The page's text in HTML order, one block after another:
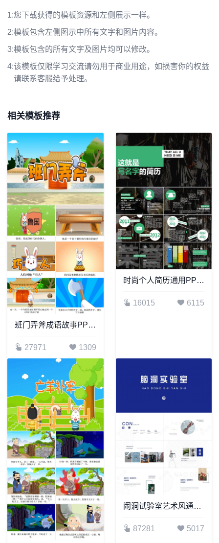
1:您下载获得的模板资源和左侧展示一样。
2:模板包含左侧图示中所有文字和图片内容。
3:模板包含的所有文字及图片均可以修改。
4:该模板仅限学习交流请勿用于商业用途，如损害你的权益
请联系客服给予处理。
相关模板推荐
班门弄斧成语故事PPT模板
27971 1309
时尚个人简历通用PPT模板
16015 6115
闹洞试验室艺术风通用PPT模板
87281 5017